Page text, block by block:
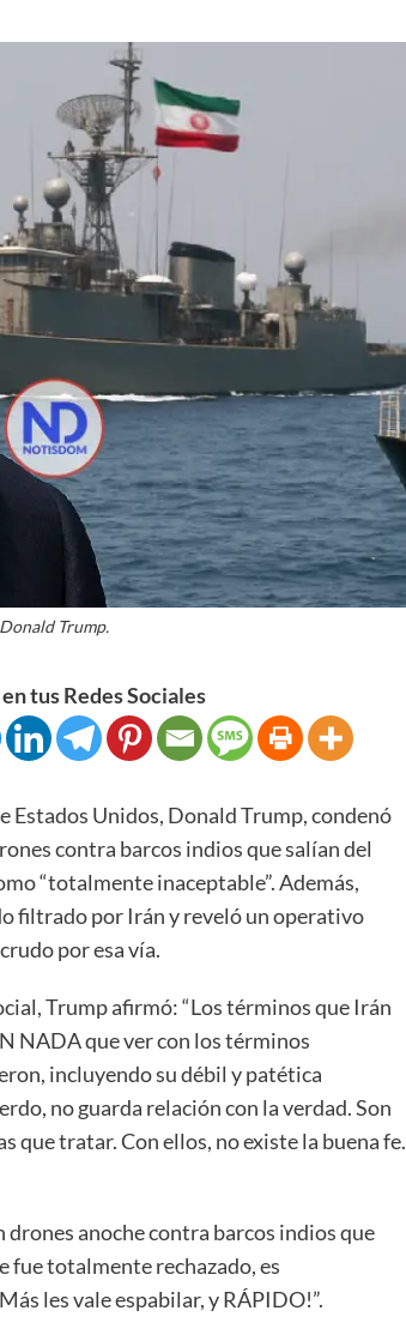
Donald Trump.
tus Redes Sociales
Estados Unidos, Donald Trump, condenó
contra barcos indios que salían del
“totalmente inaceptable”. Además,
filtrado por Irán y reveló un operativo
por esa vía.
Trump afirmó: “Los términos que Irán
NADA que ver con los términos
incluyendo su débil y patética
no guarda relación con la verdad. Son
que tratar. Con ellos, no existe la buena fe.
drones anoche contra barcos indios que
fue totalmente rechazado, es
les vale espabilar, y RÁPIDO!”.